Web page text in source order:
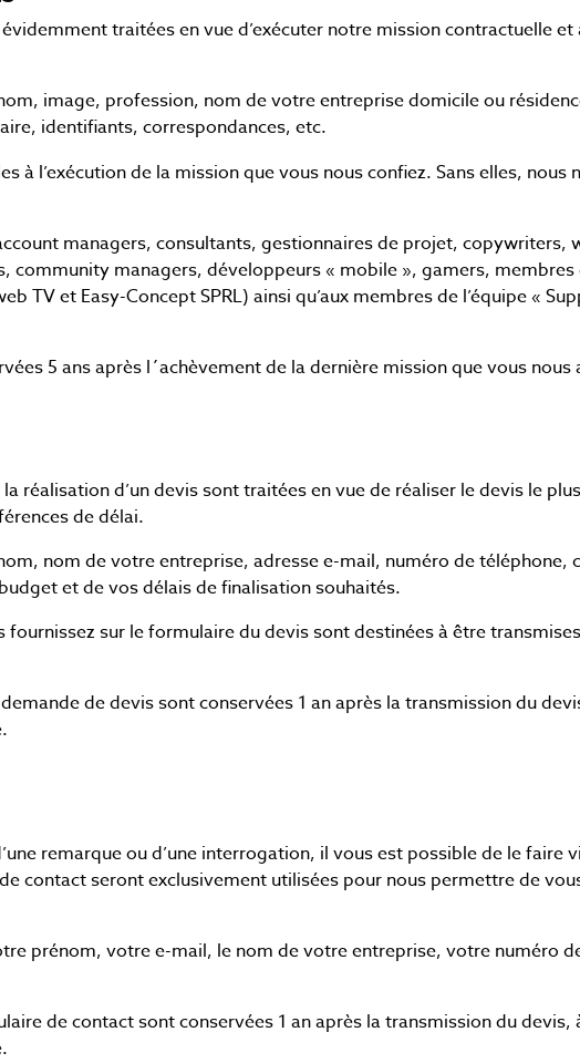
Donnez vie à vos idées
Boostez la
Nos offres d'emploi
traitées en vue d’exécuter notre mission contractuelle
image, profession, nom de votre entreprise domicile ou
identifiants, correspondances, etc.
à l’exécution de la mission que vous nous confiez. Sans elles, nous
managers, consultants, gestionnaires de projet, copywriters,
managers, développeurs « mobile », gamers,
TV et Easy-Concept SPRL) ainsi qu’aux membres de l’équipe «
5 ans après l´achèvement de la dernière mission que vous nous
réalisation d’un devis sont traitées en vue de réaliser le devis le
de délai.
nom de votre entreprise, adresse e-mail, numéro de téléphone,
et de vos délais de finalisation souhaités.
fournissez sur le formulaire du devis sont destinées à être
de devis sont conservées 1 an après la transmission du
remarque ou d’une interrogation, il vous est possible de le faire
contact seront exclusivement utilisées pour nous permettre de
prénom, votre e-mail, le nom de votre entreprise, votre numéro
de contact sont conservées 1 an après la transmission du devis,